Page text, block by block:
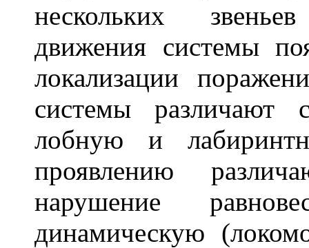
нескольких
движения системы
локализации
системы различают
лобную и
проявлению
нарушение
динамическую